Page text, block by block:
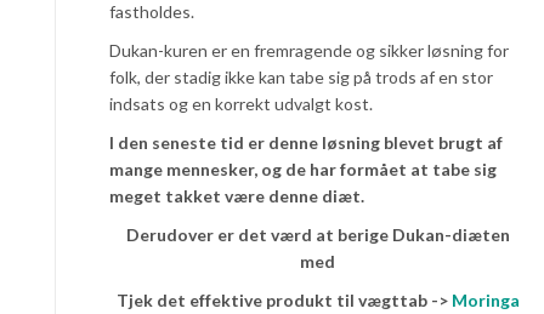
fastholdes.
Dukan-kuren er en fremragende og sikker løsning for
folk, der stadig ikke kan tabe sig på trods af en stor
indsats og en korrekt udvalgt kost.
I den seneste tid er denne løsning blevet brugt af
mange mennesker, og de har formået at tabe sig
meget takket være denne diæt.
Derudover er det værd at berige Dukan-diæten
med
Tjek det effektive produkt til vægttab -> Moringa